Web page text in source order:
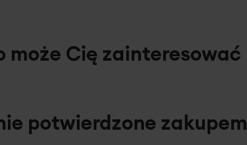
może Cię zainteresować
potwierdzone zakupem